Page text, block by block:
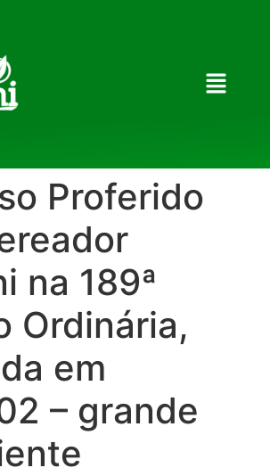
Proferido
na 189ª
Ordinária,
em
– grande